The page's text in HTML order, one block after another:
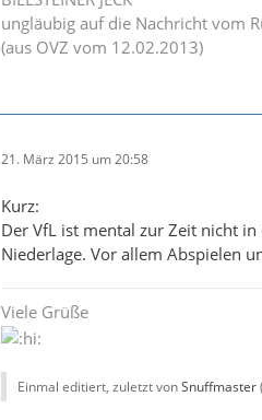
ungläubig auf die Nachricht vom
(aus OVZ vom 12.02.2013)
21. März 2015 um 20:58
Kurz:
Der VfL ist mental zur Zeit nicht
Niederlage. Vor allem Abspielen
Viele Grüße
Einmal editiert, zuletzt vonSnuffmaster(